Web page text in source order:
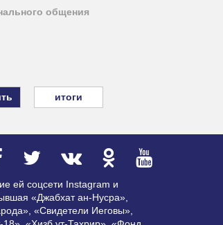
общения
итоги
ей соцсети Instagram и
«Джабхат ан-Нусра»,
«Свидетели Иеговы»,